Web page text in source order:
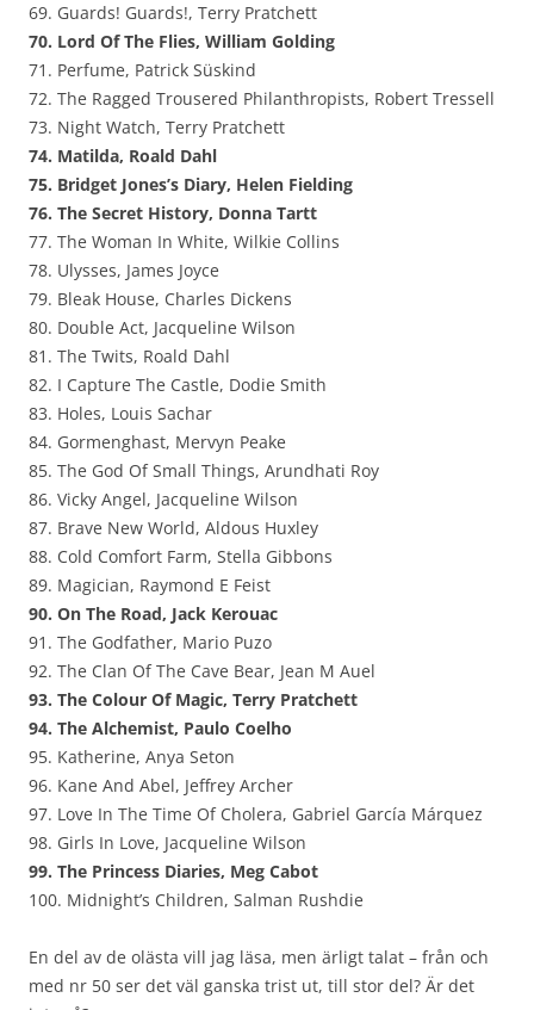
69. Guards! Guards!, Terry Pratchett
70. Lord Of The Flies, William Golding
71. Perfume, Patrick Süskind
72. The Ragged Trousered Philanthropists, Robert Tressell
73. Night Watch, Terry Pratchett
74. Matilda, Roald Dahl
75. Bridget Jones’s Diary, Helen Fielding
76. The Secret History, Donna Tartt
77. The Woman In White, Wilkie Collins
78. Ulysses, James Joyce
79. Bleak House, Charles Dickens
80. Double Act, Jacqueline Wilson
81. The Twits, Roald Dahl
82. I Capture The Castle, Dodie Smith
83. Holes, Louis Sachar
84. Gormenghast, Mervyn Peake
85. The God Of Small Things, Arundhati Roy
86. Vicky Angel, Jacqueline Wilson
87. Brave New World, Aldous Huxley
88. Cold Comfort Farm, Stella Gibbons
89. Magician, Raymond E Feist
90. On The Road, Jack Kerouac
91. The Godfather, Mario Puzo
92. The Clan Of The Cave Bear, Jean M Auel
93. The Colour Of Magic, Terry Pratchett
94. The Alchemist, Paulo Coelho
95. Katherine, Anya Seton
96. Kane And Abel, Jeffrey Archer
97. Love In The Time Of Cholera, Gabriel García Márquez
98. Girls In Love, Jacqueline Wilson
99. The Princess Diaries, Meg Cabot
100. Midnight’s Children, Salman Rushdie
En del av de olästa vill jag läsa, men ärligt talat – från och
med nr 50 ser det väl ganska trist ut, till stor del? Är det